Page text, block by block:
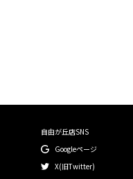
自由が丘店SNS
Googleページ
X(旧Twitter)